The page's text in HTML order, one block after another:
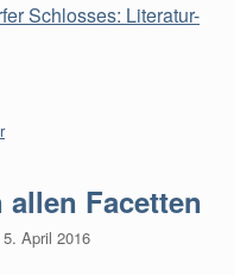
Schlosses: Literatur-
Facetten
April 2016